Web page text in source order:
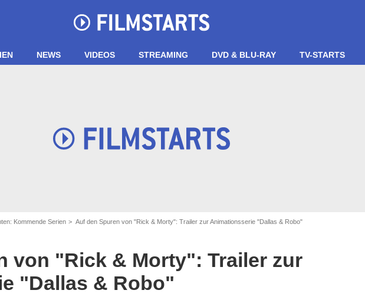
NEWS VIDEOS STREAMING DVD & BLU-RAY TV-STARTS
Kommende Serien Auf den Spuren von "Rick & Morty": Trailer zur Animationsserie "Dallas & Robo"
von "Rick & Morty": Trailer zur
"Dallas & Robo"